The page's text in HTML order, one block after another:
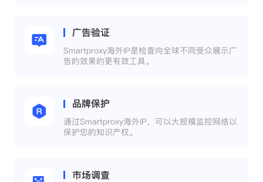
广告验证
Smartproxy海外IP是检查向全球不同受众展示广
告的效果的更有效工具。
品牌保护
通过Smartproxy海外IP，可以大规模监控网络以
保护您的知识产权。
市场调查